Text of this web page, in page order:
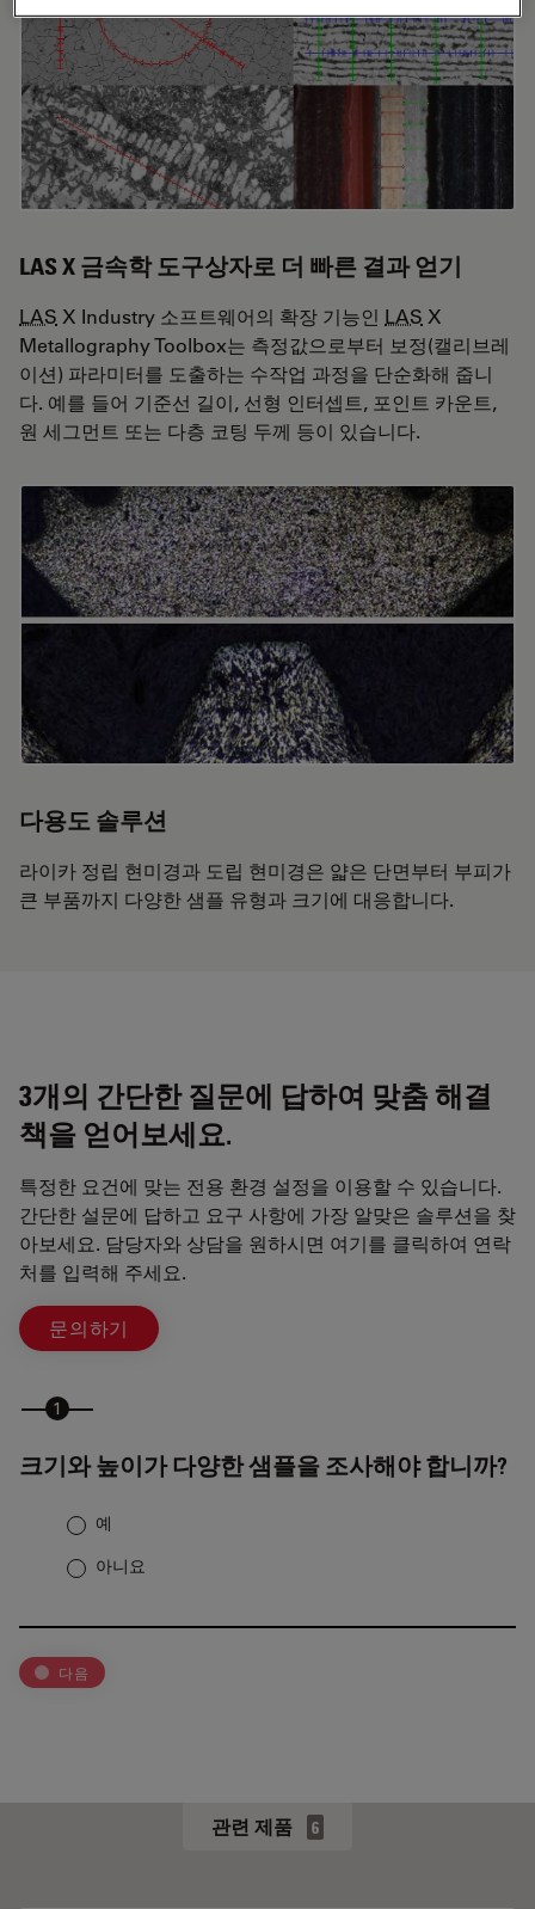
LAS X 금속학 도구상자로 더 빠른 결과 얻기
LAS X Industry 소프트웨어의 확장 기능인 LAS X
Metallography Toolbox는 측정값으로부터 보정(캘리브레
이션) 파라미터를 도출하는 수작업 과정을 단순화해 줍니
다. 예를 들어 기준선 길이, 선형 인터셉트, 포인트 카운트,
원 세그먼트 또는 다층 코팅 두께 등이 있습니다.
다용도 솔루션
라이카 정립 현미경과 도립 현미경은 얇은 단면부터 부피가
큰 부품까지 다양한 샘플 유형과 크기에 대응합니다.
3개의 간단한 질문에 답하여 맞춤 해결
책을 얻어보세요.
특정한 요건에 맞는 전용 환경 설정을 이용할 수 있습니다.
간단한 설문에 답하고 요구 사항에 가장 알맞은 솔루션을 찾
아보세요. 담당자와 상담을 원하시면 여기를 클릭하여 연락
처를 입력해 주세요.
문의하기
크기와 높이가 다양한 샘플을 조사해야 합니까?
예
아니요
다음
관련 제품 6